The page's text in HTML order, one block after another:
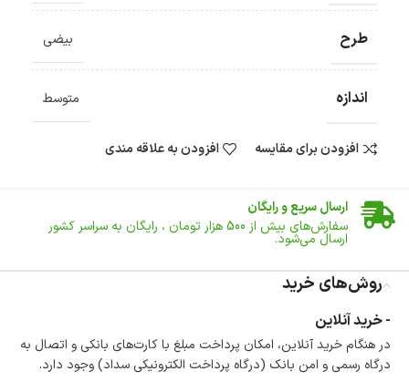
طرح بیضی
اندازه متوسط
افزودن برای مقایسه افزودن به علاقه مندی
ضمانت اصالت کالا
ارسال سریع و رایگان
سفارش‌های بیش از 500 هزار تومان ، رایگان به سراسر کشور
ارسال می‌شود.
تا 14 روز پس از تحویل کالا می‌توانید آن را برگشت دهید.
امکان پرداخت در محل
در هنگام خرید محصول، امکان انتخاب پرداخت در محل
وجود دارد.
امکان پرداخت اقساطی
روش‌های خرید
- خرید آنلاین
در هنگام خرید آنلاین، امکان پرداخت مبلغ با کارت‌های بانکی و اتصال به
درگاه رسمی و امن بانک (درگاه پرداخت الکترونیکی سداد) وجود دارد.